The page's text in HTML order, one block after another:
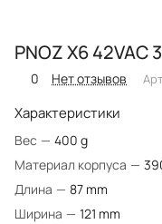
PNOZ X6 42VAC
0 Нет отзывов
Характеристики
Вес — 400 g
Материал корпуса —
Длина — 87 mm
Ширина — 121 mm